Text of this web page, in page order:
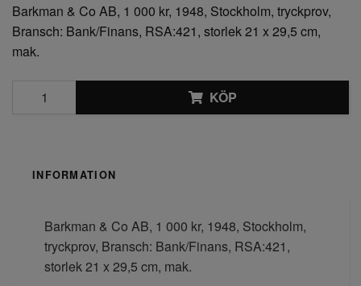
Barkman & Co AB, 1 000 kr, 1948, Stockholm, tryckprov,
Bransch: Bank/Finans, RSA:421, storlek 21 x 29,5 cm,
mak.
KÖP
INFORMATION
Barkman & Co AB, 1 000 kr, 1948, Stockholm,
tryckprov, Bransch: Bank/Finans, RSA:421,
storlek 21 x 29,5 cm, mak.